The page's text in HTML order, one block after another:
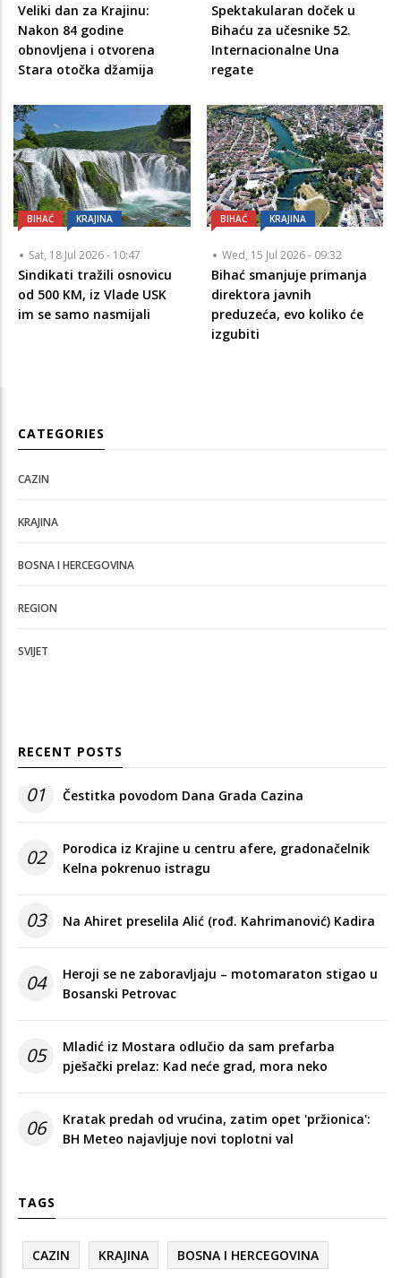
Veliki dan za Krajinu:
Nakon 84 godine
obnovljena i otvorena
Stara otočka džamija
Spektakularan doček u
Bihaću za učesnike 52.
Internacionalne Una
regate
BIHAĆ KRAJINA
Sat, 18 Jul 2026 - 10:47
Sindikati tražili osnovicu
od 500 KM, iz Vlade USK
im se samo nasmijali
BIHAĆ KRAJINA
Wed, 15 Jul 2026 - 09:32
Bihać smanjuje primanja
direktora javnih
preduzeća, evo koliko će
izgubiti
CATEGORIES
CAZIN
KRAJINA
BOSNA I HERCEGOVINA
REGION
SVIJET
RECENT POSTS
01 Čestitka povodom Dana Grada Cazina
02
Porodica iz Krajine u centru afere, gradonačelnik
Kelna pokrenuo istragu
03 Na Ahiret preselila Alić (rođ. Kahrimanović) Kadira
04
Heroji se ne zaboravljaju – motomaraton stigao u
Bosanski Petrovac
05
Mladić iz Mostara odlučio da sam prefarba
pješački prelaz: Kad neće grad, mora neko
06
Kratak predah od vrućina, zatim opet 'pržionica':
BH Meteo najavljuje novi toplotni val
TAGS
CAZIN KRAJINA BOSNA I HERCEGOVINA